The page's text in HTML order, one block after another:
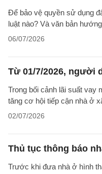
Để bảo vệ quyền sử dụng
luật nào? Và văn bản
06/07/2026
Từ 01/7/2026, người
Trong bối cảnh lãi suất vay
tăng cơ hội tiếp cận nhà ở
02/07/2026
Thủ tục thông báo
Trước khi đưa nhà ở hình